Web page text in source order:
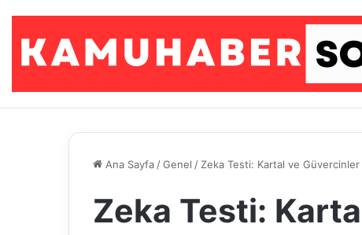
Ana Sayfa /Genel / Zeka Testi: Kartal ve
Zeka Testi: